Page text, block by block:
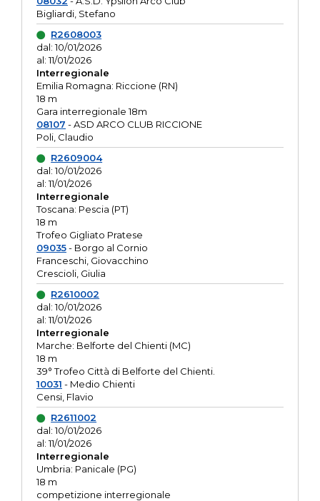
Bigliardi, Stefano
R2608003
dal: 10/01/2026
al: 11/01/2026
Interregionale
Emilia Romagna: Riccione (RN)
18 m
Gara interregionale 18m
08107 - ASD ARCO CLUB RICCIONE
Poli, Claudio
R2609004
dal: 10/01/2026
al: 11/01/2026
Interregionale
Toscana: Pescia (PT)
18 m
Trofeo Gigliato Pratese
09035- Borgo al Cornio
Franceschi, Giovacchino
Crescioli, Giulia
R2610002
dal: 10/01/2026
al: 11/01/2026
Interregionale
Marche: Belforte del Chienti (MC)
18 m
39° Trofeo Città di Belforte del Chienti.
10031 - Medio Chienti
Censi, Flavio
R2611002
dal: 10/01/2026
al: 11/01/2026
Interregionale
Umbria: Panicale (PG)
18 m
competizione interregionale